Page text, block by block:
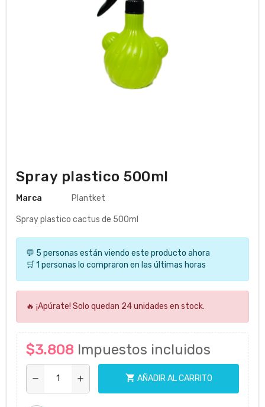
Spray plastico 500ml
Marca Plantket
Spray plastico cactus de 500ml
💬 5 personas están viendo este producto ahora
🛒 1 personas lo compraron en las últimas horas
🔥 ¡Apúrate! Solo quedan 24 unidades en stock.
$3.808 Impuestos incluidos
remove add shopping_cart AÑADIR AL CARRITO